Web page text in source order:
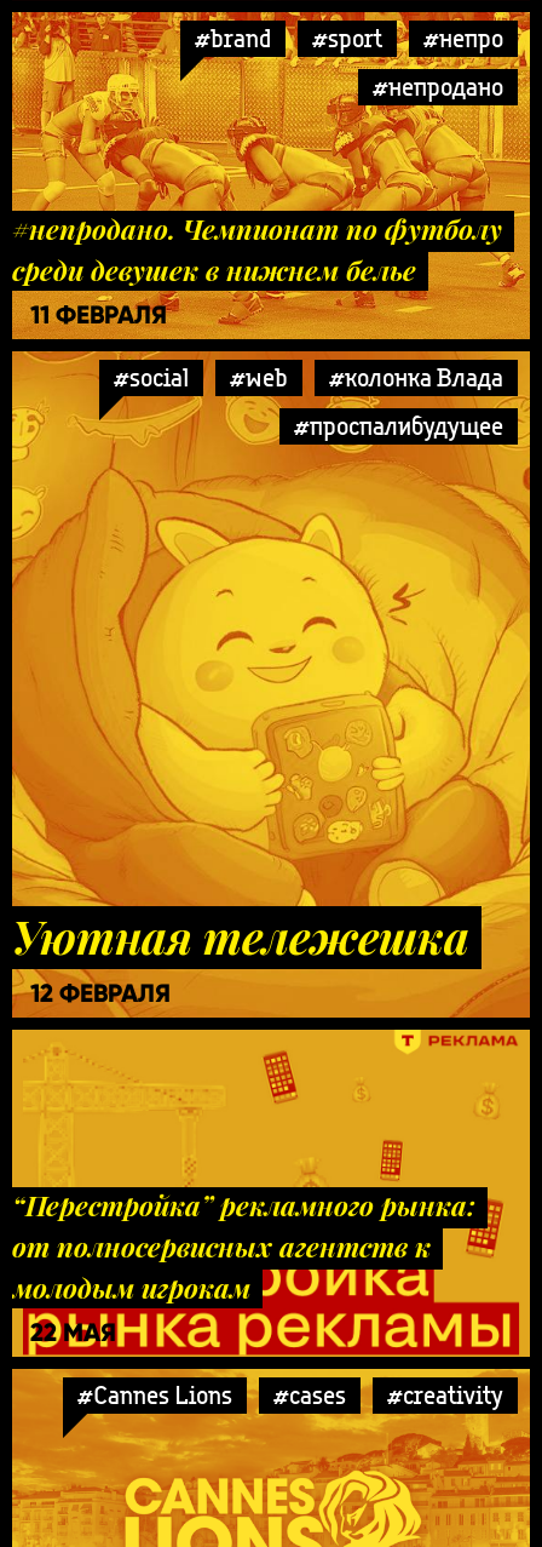
#brand #sport
#непро
#непродано
#непродано. Чемпионат по футболу
среди девушек в нижнем белье
11 ФЕВРАЛЯ
#social #web
#колонка Влада
#проспалибудущее
Уютная тележешка
12 ФЕВРАЛЯ
“Перестройка” рекламного рынка:
от полносервисных агентств к
молодым игрокам
22 МАЯ
#Cannes Lions #cases #creativity